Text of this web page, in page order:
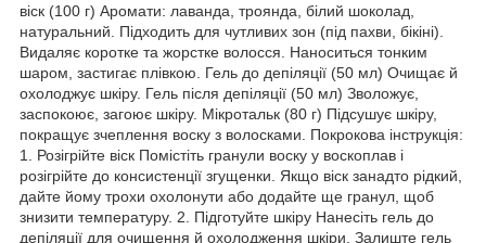
віск (100 г) Аромати: лаванда, троянда, білий шоколад,
натуральний. Підходить для чутливих зон (під пахви, бікіні).
Видаляє коротке та жорстке волосся. Наноситься тонким
шаром, застигає плівкою. Гель до депіляції (50 мл) Очищає й
охолоджує шкіру. Гель після депіляції (50 мл) Зволожує,
заспокоює, загоює шкіру. Мікротальк (80 г) Підсушує шкіру,
покращує зчеплення воску з волосками. Покрокова інструкція:
1. Розігрійте віск Помістіть гранули воску у воскоплав і
розігрійте до консистенції згущенки. Якщо віск занадто рідкий,
дайте йому трохи охолонути або додайте ще гранул, щоб
знизити температуру. 2. Підготуйте шкіру Нанесіть гель до
депіляції для очищення й охолодження шкіри. Залиште гель